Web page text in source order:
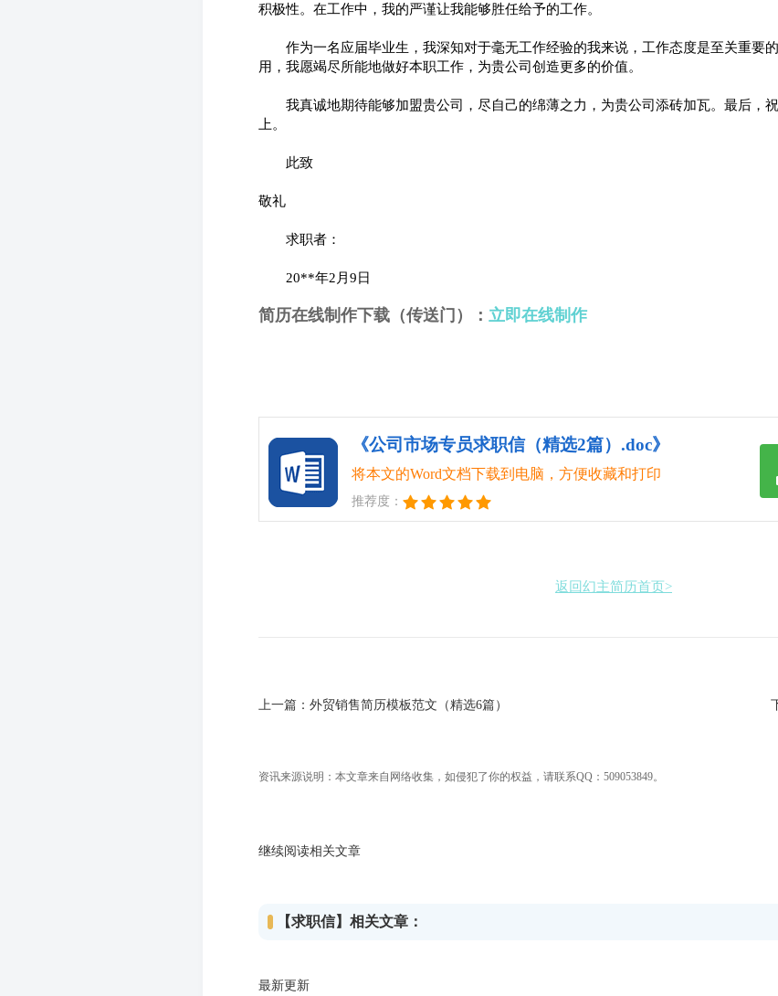
积极性。在工作中，我的严谨让我能够胜任给予的工作。
作为一名应届毕业生，我深知对于毫无工作经验的我来说，工作态度是至关重要
用，我愿竭尽所能地做好本职工作，为贵公司创造更多的价值。
我真诚地期待能够加盟贵公司，尽自己的绵薄之力，为贵公司添砖加瓦。最后，
上。
此致
敬礼
求职者：
20**年2月9日
简历在线制作下载（传送门）： 立即在线制作
《公司市场专员求职信（精选2篇）.doc》
将本文的Word文档下载到电脑，方便收藏和打印
推荐度：
返回幻主简历首页>
上一篇： 外贸销售简历模板范文（精选6篇）
资讯来源说明：本文章来自网络收集，如侵犯了你的权益，请联系QQ：509053849。
继续阅读相关文章
【求职信】相关文章：
最新更新